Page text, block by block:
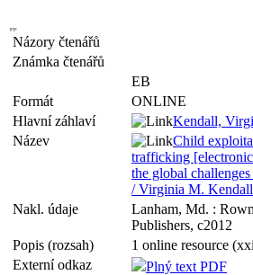
Názory čtenářů
Známka čtenářů
EB
Formát
ONLINE
Hlavní záhlaví
Kendall,
Název
Child
trafficking
the global
/ Virginia M.
Nakl. údaje
Lanham, Md. :
Publishers, c2012
Popis (rozsah)
1 online resource
Externí odkaz
Plný text PDF